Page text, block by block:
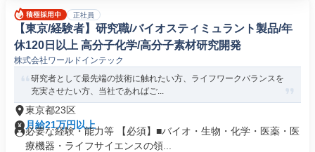
正社員
【東京/経験者】研究職/バイオスティミュラント製品/年
休120日以上 高分子化学/高分子素材研究開発
株式会社ワールドインテック
研究者として最先端の技術に触れたい方、ライフワークバランスを
充実させたい方、当社であればご...
東京都23区
月給21万円以上
必要な経験・能力等 【必須】■バイオ・生物・化学・医薬・医
療機器・ライフサイエンスの領...